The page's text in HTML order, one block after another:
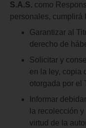
S.A.S. como
personales, cumplirá
Garantizar al
derecho de
Solicitar y
en la ley, copia
otorgada por el
Informar
la recolección
virtud de la